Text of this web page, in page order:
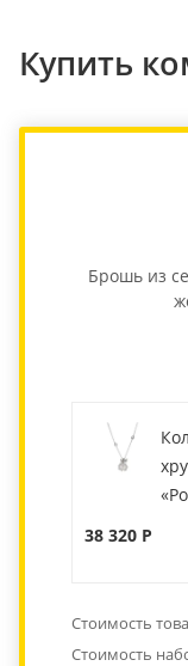
Купить
Брошь из
38 320 Р
Стоимость
Стоимость